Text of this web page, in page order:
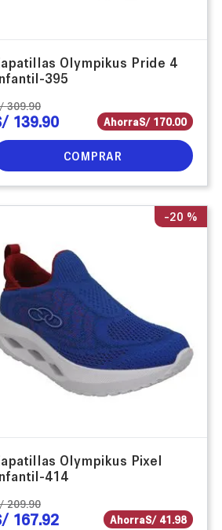
Olympikus Pride 4
395
309.90
139.90 AhorraS/ 170.00
COMPRAR
-20 %
Olympikus Pixel
414
209.90
167.92 AhorraS/ 41.98